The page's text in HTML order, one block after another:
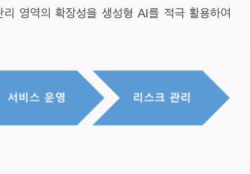
영역의 확장성을 생성형 AI를 적극 활용하여